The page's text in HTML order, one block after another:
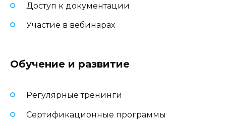
Доступ к документации
Участие в вебинарах
Обучение и развитие
Регулярные тренинги
Сертификационные программы